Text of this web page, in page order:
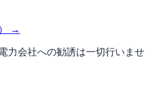
→
力会社への勧誘は一切行いませ